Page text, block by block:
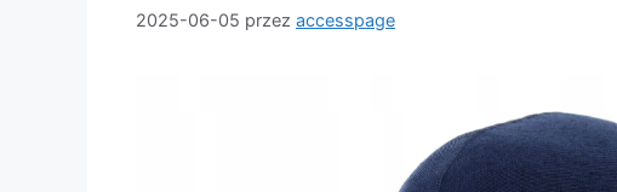
2025-06-05 przez accesspage